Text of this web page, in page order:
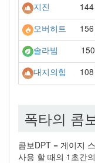
지진
오버히트
솔라빔
대지의힘
폭타의 콤
콤보DPT = 게이지
사용 할 때의 1초간